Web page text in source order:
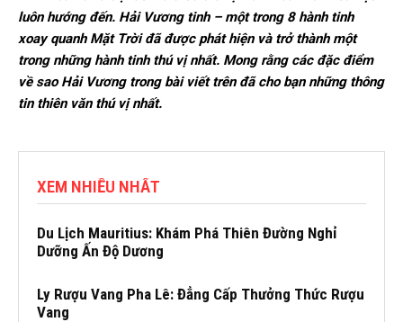
luôn hướng đến. Hải Vương tinh – một trong 8 hành tinh
xoay quanh Mặt Trời đã được phát hiện và trở thành một
trong những hành tinh thú vị nhất. Mong rằng các đặc điểm
về sao Hải Vương trong bài viết trên đã cho bạn những thông
tin thiên văn thú vị nhất.
XEM NHIỀU NHẤT
Du Lịch Mauritius: Khám Phá Thiên Đường Nghỉ
Dưỡng Ấn Độ Dương
Ly Rượu Vang Pha Lê: Đẳng Cấp Thưởng Thức Rượu
Vang